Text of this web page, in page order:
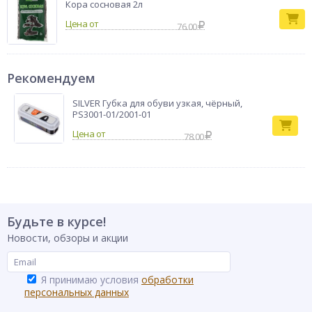
калий - 1,2, кремний - 1,9, железо - 0,9, цинк - 0,1, магний.
Тип товара
Почвоулучшите
Бренд
Био-комплекс
Кора сосновая 2л
Цена от
76.00
Рекомендуем
SILVER Губка для обуви узкая, чёрный,
PS3001-01/2001-01
78.00
Будьте в курсе!
Новости, обзоры и акции
Я принимаю условия обработки
персональных данных